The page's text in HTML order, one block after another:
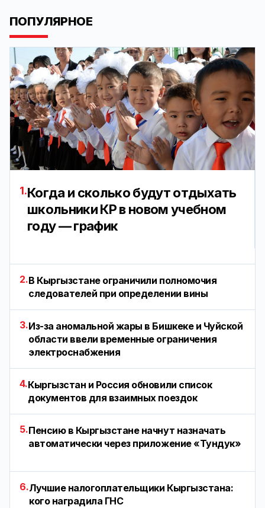
ПОПУЛЯРНОЕ
1.Когда и сколько будут отдыхать
школьники КР в новом учебном
году — график
2.В Кыргызстане ограничили полномочия
следователей при определении вины
3.Из-за аномальной жары в Бишкеке и Чуйской
области ввели временные ограничения
электроснабжения
4.Кыргызстан и Россия обновили список
документов для взаимных поездок
5.Пенсию в Кыргызстане начнут назначать
автоматически через приложение «Тундук»
6.Лучшие налогоплательщики Кыргызстана:
кого наградила ГНС